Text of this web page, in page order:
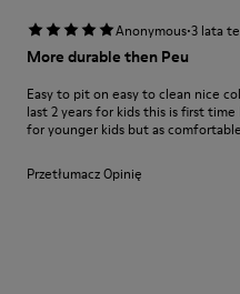
Anonymous·3 lata
More durable then Peu
Easy to pit on easy to clean nice
last 2 years for kids this is first
for younger kids but as
Przetłumacz Opinię